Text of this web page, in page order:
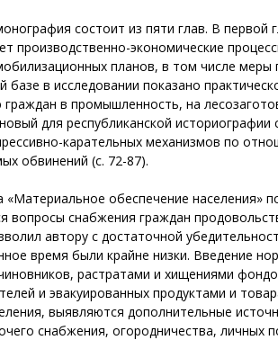
состоит из пяти глав. В
производственно-экономические
планов, в том числе
базе в исследовании показано
в промышленность, на
для республиканской
карательных механизмов по
обвинений (с. 72-87).
«Материальное обеспечение населения»
вопросы снабжения граждан
автору с достаточной
время были крайне низки. Введение
растратами и хищениями
и эвакуированных продуктами и
выявляются дополнительные
снабжения, огородничества, личных